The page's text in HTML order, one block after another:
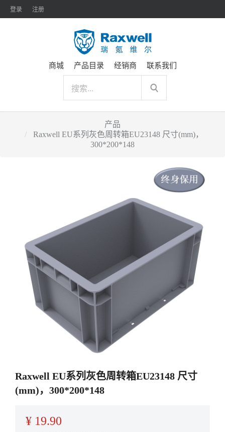
登录 注册
商城 产品目录 经销商 联系我们
产品
Raxwell EU系列灰色周转箱EU23148 尺寸(mm)，
300*200*148
Raxwell EU系列灰色周转箱EU23148 尺寸
(mm)，300*200*148
¥ 19.90